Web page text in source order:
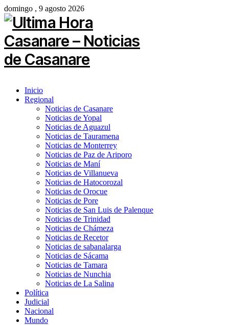
domingo , 9 agosto 2026
Inicio
Regional
Noticias de Casanare
Noticias de Yopal
Noticias de Aguazul
Noticias de Tauramena
Noticias de Monterrey
Noticias de Paz de Ariporo
Noticias de Maní
Noticias de Villanueva
Noticias de Hatocorozal
Noticias de Orocue
Noticias de Pore
Noticias de San Luis de Palenque
Noticias de Trinidad
Noticias de Chámeza
Noticias de Recetor
Noticias de sabanalarga
Noticias de Sácama
Noticias de Tamara
Noticias de Nunchia
Noticias de La Salina
Política
Judicial
Nacional
Mundo